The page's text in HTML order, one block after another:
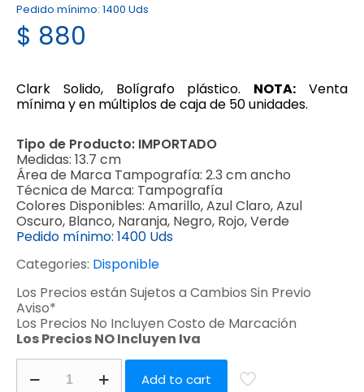
Pedido mínimo: 1400 Uds
$ 880
Clark Solido, Bolígrafo plástico. NOTA: Venta
mínima y en múltiplos de caja de 50 unidades.
Tipo de Producto: IMPORTADO
Medidas: 13.7 cm
Área de Marca Tampografía: 2.3 cm ancho
Técnica de Marca: Tampografía
Colores Disponibles: Amarillo, Azul Claro, Azul
Oscuro, Blanco, Naranja, Negro, Rojo, Verde
Pedido mínimo: 1400 Uds
Categories: Disponible
Los Precios están Sujetos a Cambios Sin Previo
Aviso*
Los Precios No Incluyen Costo de Marcación
Los Precios NO Incluyen Iva
Add to cart